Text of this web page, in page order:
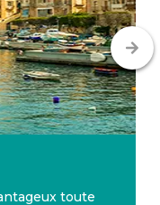
toute